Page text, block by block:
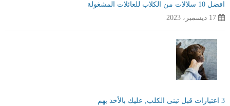
افضل 10 سلالات من الكلاب للعائلات المشغولة
17 ديسمبر، 2023
3 اعتبارات قبل تبنى الكلب, عليك بالأخذ بهم